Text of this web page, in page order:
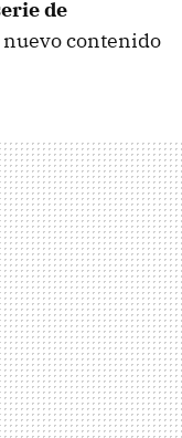
de
contenido